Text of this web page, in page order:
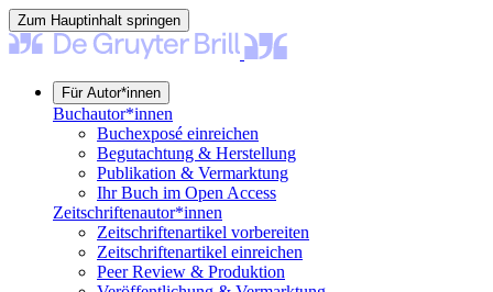
Zum Hauptinhalt springen
Für Autor*innen
Buchautor*innen
Buchexposé einreichen
Begutachtung & Herstellung
Publikation & Vermarktung
Ihr Buch im Open Access
Zeitschriftenautor*innen
Zeitschriftenartikel vorbereiten
Zeitschriftenartikel einreichen
Peer Review & Produktion